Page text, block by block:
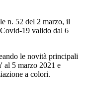
n. 52 del 2 marzo, il
19 valido dal 6
le novità principali
al 5 marzo 2021 e
a colori.